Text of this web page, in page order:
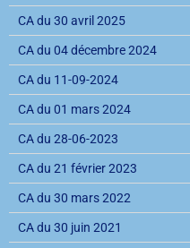
CA du 30 avril 2025
CA du 04 décembre 2024
CA du 11-09-2024
CA du 01 mars 2024
CA du 28-06-2023
CA du 21 février 2023
CA du 30 mars 2022
CA du 30 juin 2021